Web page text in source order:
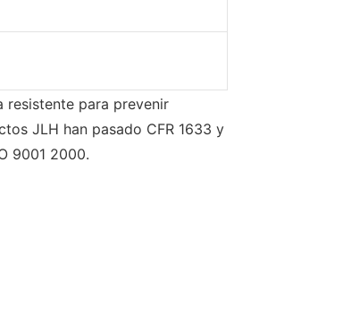
resistente para prevenir
JLH han pasado CFR 1633 y
9001 2000.